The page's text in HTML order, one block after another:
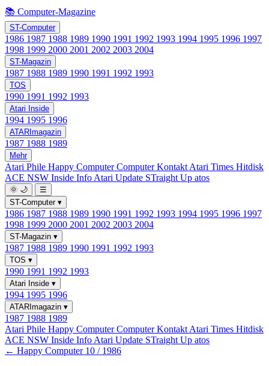
📚 Computer-Magazine
ST-Computer
1986 1987 1988 1989 1990 1991 1992 1993 1994 1995 1996 1997
1998 1999 2000 2001 2002 2003 2004
ST-Magazin
1987 1988 1989 1990 1991 1992 1993
TOS
1990 1991 1992 1993
Atari Inside
1994 1995 1996
ATARImagazin
1987 1988 1989
Mehr
Atari Phile Happy ComputerComputer Kontakt Atari Times Hitdisk
ACE NSW Inside Info Atari Update STraight Up atos
🌞 🌙
☰
ST-Computer ▾
1986 1987 1988 1989 1990 1991 1992 1993 1994 1995 1996 1997
1998 1999 2000 2001 2002 2003 2004
ST-Magazin ▾
1987 1988 1989 1990 1991 1992 1993
TOS ▾
1990 1991 1992 1993
Atari Inside ▾
1994 1995 1996
ATARImagazin ▾
1987 1988 1989
Atari Phile Happy ComputerComputer Kontakt Atari Times Hitdisk
ACE NSW Inside Info Atari Update STraight Up atos
← Happy Computer 10 / 1986